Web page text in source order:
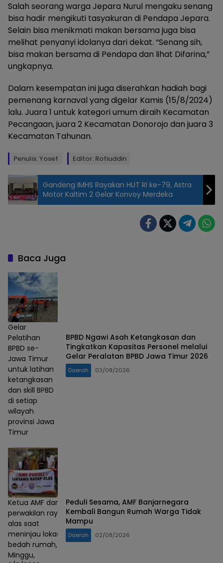
Salah seorang warga Jepara Nurul mengaku senang
bisa hadir mengikuti tasyakuran di Pendapa Jepara.
Selain bisa menikmati makan bersama juga bisa
melihat penyanyi idolanya dari dekat. “Senang sih,
bisa makan bersama di Pendapa dan lihat Difarina,”
ungkapnya.
Dalam kesempatan ini juga diserahkan hadiah bagi
pemenang karnaval yang digelar Kamis (15/8/2024)
lalu. Juara 1 untuk kategori umum diraih Kecamatan
Pecangaan, juara 2 Kecamatan Donorojo dan juara 3
Kecamatan Tahunan.
Penulis: Yosef Editor: Rofiuddin
Tasyakuran
Pesta
Rakyat di
Pendopo
Kartini
(foto:
Yosef/lensa
Nusantara)
Gandeng IMHS Rayakan HUT RI ke-79, Astra
Motor Kaltim 2 Gelar Konvoy Merdeka
Baca Juga
Gelar
Pelatihan
BPBD se-
Jawa Timur
untuk latihan
ketangkasan
dan skill BPBD
di setiap
wilayah
provinsi Jawa
Timur
BPBD Ngawi Asah Ketangkasan dan
Tingkatkan Kapasitas Personel melalui
Gelar Peralatan BPBD Jawa Timur 2026
Daerah 03/08/2026
Ketua AMF dan
perwakilan rayap
alas saat
meninjau lokasi
bedah rumah,
Minggu,
Peduli Sesama, AMF Banjarnegara
Kembali Bangun Rumah Warga Tidak
Mampu
Daerah 02/08/2026